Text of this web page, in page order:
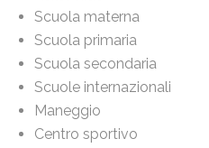
Scuola materna
Scuola primaria
Scuola secondaria
Scuole internazionali
Maneggio
Centro sportivo